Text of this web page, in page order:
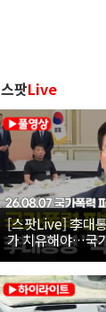
스팟Live
[스팟Live] 李대
가 치유해야…국
26.08.07 국가폭